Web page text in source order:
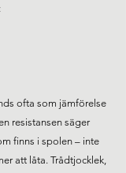
ofta som jämförelse
resistansen säger
finns i spolen – inte
att låta. Trådtjocklek,